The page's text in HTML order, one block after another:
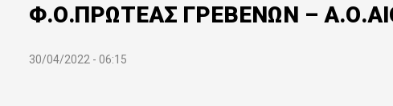
Φ.Ο.ΠΡΩΤΕΑΣ ΓΡΕΒΕΝΩΝ –
30/04/2022 - 06:15